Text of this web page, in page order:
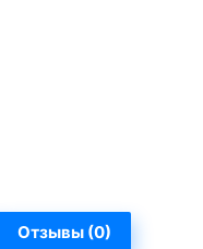
Отзывы (0)